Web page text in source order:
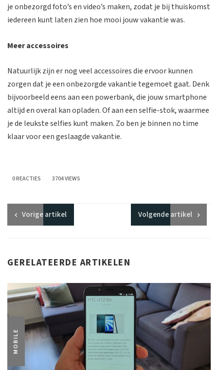
je onbezorgd foto’s en video’s maken, zodat je bij thuiskomst
iedereen kunt laten zien hoe mooi jouw vakantie was.
Meer accessoires
Natuurlijk zijn er nog veel accessoires die ervoor kunnen
zorgen dat je een onbezorgde vakantie tegemoet gaat. Denk
bijvoorbeeld eens aan een powerbank, die jouw smartphone
altijd en overal kan opladen. Of aan een selfie-stok, waarmee
je de leukste selfies kunt maken. Zo ben je binnen no time
klaar voor een geslaagde vakantie.
0 REACTIES 3704 VIEWS
Vorigeartikel Volgendeartikel
GERELATEERDE ARTIKELEN
MOBILE